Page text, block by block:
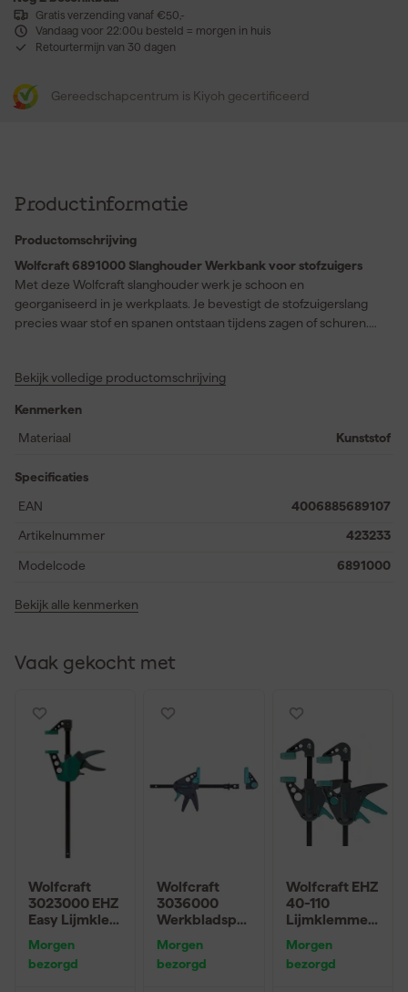
Gratis verzending vanaf €50,-
Vandaag voor 22:00u besteld = morgen in huis
Retourtermijn van 30 dagen
Gereedschapcentrum is Kiyoh gecertificeerd
Productinformatie
Productomschrijving
Wolfcraft 6891000 Slanghouder Werkbank voor stofzuigers
Met deze Wolfcraft slanghouder werk je schoon en
georganiseerd in je werkplaats. Je bevestigt de stofzuigerslang
precies waar stof en spanen ontstaan tijdens zagen of schuren.
positioneert de slang zonder gedoe. De kunststof geleiding houdt
Met de klittenband bevestiging zet je de slang stevig vast zodat
deze altijd op zijn plek blijft. Deze stofzuiger houder is geschikt
stofvrije werkplek en werkt comfortabel bij elke houtbewerking
gebruik in de werkplaats. Zo houd je overzicht en werk je
efficiënter bij elke taak.
Bekijk volledige productomschrijving
Kenmerken
Materiaal
Kunststof
Specificaties
EAN
4006885689107
Artikelnummer 423233
Modelcode 6891000
Bekijk alle kenmerken
Vaak gekocht met
Wolfcraft
3023000 EHZ
Easy Lijmklem
Morgen
bezorgd
Wolfcraft
3036000
Werkbladspa
150-W voor
werkbank
Morgen
bezorgd
Wolfcraft EHZ
40-110
Lijmklemmen
(2st)
Morgen
bezorgd